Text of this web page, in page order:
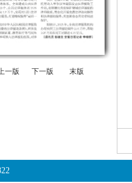
一版 下一版 末版